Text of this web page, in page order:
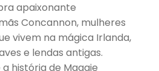
apaixonante
Concannon, mulheres
vivem na mágica Irlanda,
e lendas antigas.
história de Maggie